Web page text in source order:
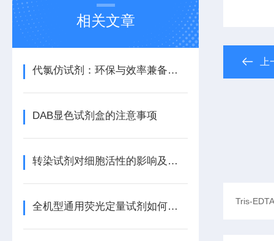
相关文章
代氯仿试剂：环保与效率兼备的理想选择
DAB显色试剂盒的注意事项
转染试剂对细胞活性的影响及其优化方法
全机型通用荧光定量试剂如何自动匹配不同仪器的荧光通道？